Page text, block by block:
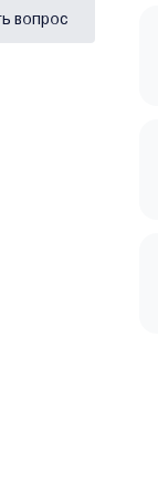
вопрос